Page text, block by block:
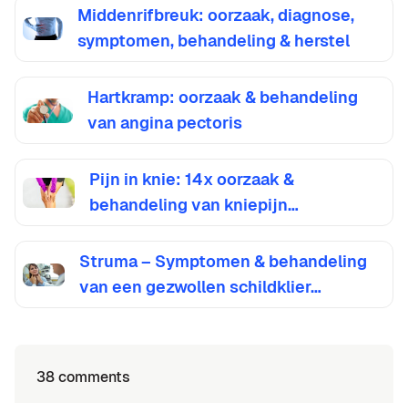
Middenrifbreuk: oorzaak, diagnose,
symptomen, behandeling & herstel
Hartkramp: oorzaak & behandeling
van angina pectoris
Pijn in knie: 14x oorzaak &
behandeling van kniepijn…
Struma – Symptomen & behandeling
van een gezwollen schildklier…
38 comments